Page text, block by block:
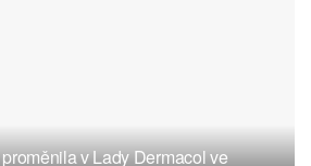
v Lady Dermacol ve